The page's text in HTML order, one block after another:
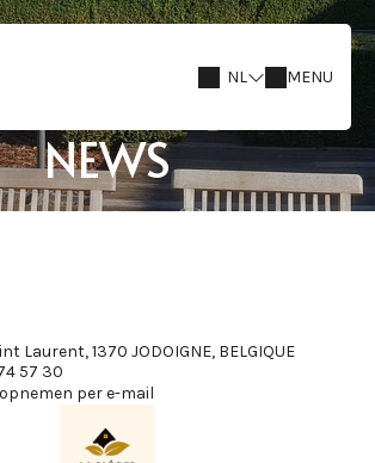
NL MENU
NEWS
Laurent, 1370 JODOIGNE, BELGIQUE
57 30
per e-mail